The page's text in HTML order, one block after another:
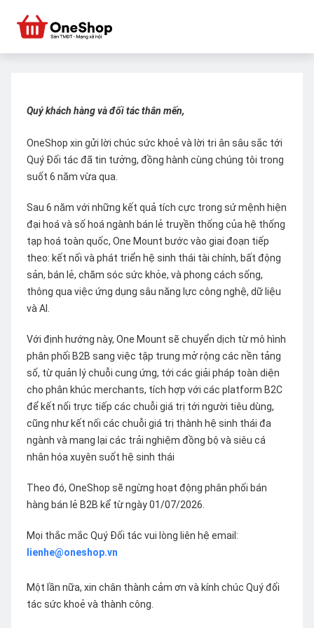
Quý khách hàng và đối tác thân mến,
OneShop xin gửi lời chúc sức khoẻ và lời tri ân sâu sắc tới
Quý Đối tác đã tin tưởng, đồng hành cùng chúng tôi trong
suốt 6 năm vừa qua.
Sau 6 năm với những kết quả tích cực trong sứ mệnh hiện
đại hoá và số hoá ngành bán lẻ truyền thống của hệ thống
tạp hoá toàn quốc, One Mount bước vào giai đoạn tiếp
theo: kết nối và phát triển hệ sinh thái tài chính, bất động
sản, bán lẻ, chăm sóc sức khỏe, và phong cách sống,
thông qua việc ứng dụng sâu năng lực công nghệ, dữ liệu
và AI.
Với định hướng này, One Mount sẽ chuyển dịch từ mô hình
phân phối B2B sang việc tập trung mở rộng các nền tảng
số, từ quản lý chuỗi cung ứng, tới các giải pháp toàn diện
cho phân khúc merchants, tích hợp với các platform B2C
để kết nối trực tiếp các chuỗi giá trị tới người tiêu dùng,
cũng như kết nối các chuỗi giá trị thành hệ sinh thái đa
ngành và mang lại các trải nghiệm đồng bộ và siêu cá
nhân hóa xuyên suốt hệ sinh thái
Theo đó, OneShop sẽ ngừng hoạt động phân phối bán
hàng bán lẻ B2B kể từ ngày 01/07/2026.
Mọi thắc mắc Quý Đối tác vui lòng liên hệ email:
lienhe@oneshop.vn
Một lần nữa, xin chân thành cảm ơn và kính chúc Quý đối
tác sức khoẻ và thành công.